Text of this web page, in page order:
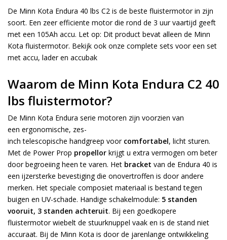
De Minn Kota Endura 40 lbs C2 is de beste fluistermotor in zijn
soort. Een zeer efficiente motor die rond de 3 uur vaartijd geeft
met een 105Ah accu. Let op: Dit product bevat alleen de Minn
Kota fluistermotor. Bekijk ook onze complete sets voor een set
met accu, lader en accubak
Waarom de Minn Kota Endura C2 40
lbs fluistermotor?
De Minn Kota Endura serie motoren zijn voorzien van
een ergonomische, zes-
inch telescopische handgreep voor comfortabel, licht sturen.
Met de Power Prop propellor krijgt u extra vermogen om beter
door begroeiing heen te varen. Het bracket van de Endura 40 is
een ijzersterke bevestiging die onovertroffen is door andere
merken. Het speciale composiet materiaal is bestand tegen
buigen en UV-schade. Handige schakelmodule: 5 standen
vooruit, 3 standen achteruit. Bij een goedkopere
fluistermotor wiebelt de stuurknuppel vaak en is de stand niet
accuraat. Bij de Minn Kota is door de jarenlange ontwikkeling